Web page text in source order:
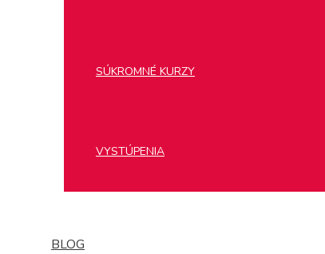
SÚKROMNÉ KURZY
VYSTÚPENIA
BLOG